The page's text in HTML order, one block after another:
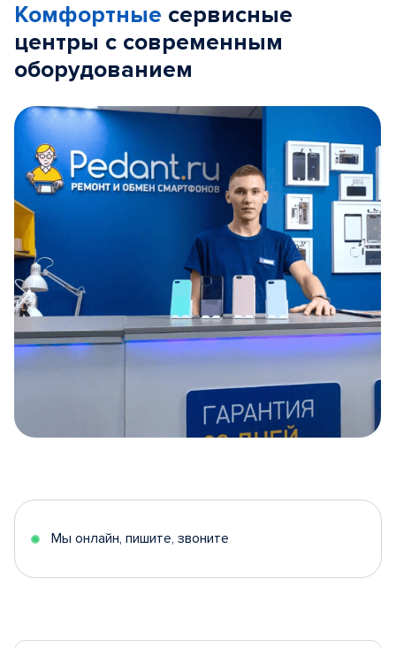
Комфортные сервисные
центры с современным
оборудованием
5
Мы онлайн, пишите, звоните